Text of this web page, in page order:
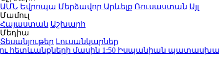
ԱՄՆ Եվրոպա Մերձավոր Արևելք Ռուսաստան Այլ
Մամուլ
Հայաստան Աշխարհ
Մեդիա
Տեսանյութեր Լուսանկարներ
մասին1:50Իսպանիան պատասխան